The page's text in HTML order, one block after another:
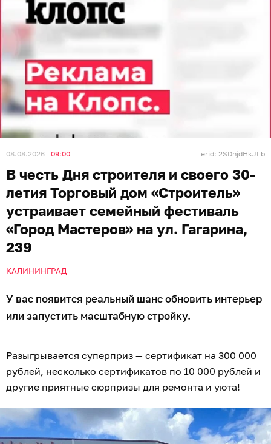
08.08.2026 09:00 erid: 2SDnjdHkJLb
В честь Дня строителя и своего 30-
летия Торговый дом «Строитель»
устраивает семейный фестиваль
«Город Мастеров» на ул. Гагарина,
239
КАЛИНИНГРАД
У вас появится реальный шанс обновить интерьер
или запустить масштабную стройку.
Разыгрывается суперприз — сертификат на 300 000
рублей, несколько сертификатов по 10 000 рублей и
другие приятные сюрпризы для ремонта и уюта!